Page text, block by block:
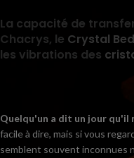
La capacité de
Chacrys, le Crystal Bed
les vibrations des
Quelqu'un a dit un jour qu'il
facile à dire, mais si vous
semblent souvent inconnues